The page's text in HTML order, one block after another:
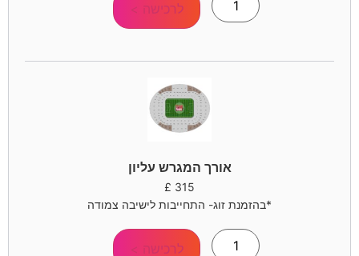
לרכישה >
אורך המגרש עליון
315
£
*בהזמנת זוג- התחייבות לישיבה צמודה
לרכישה >